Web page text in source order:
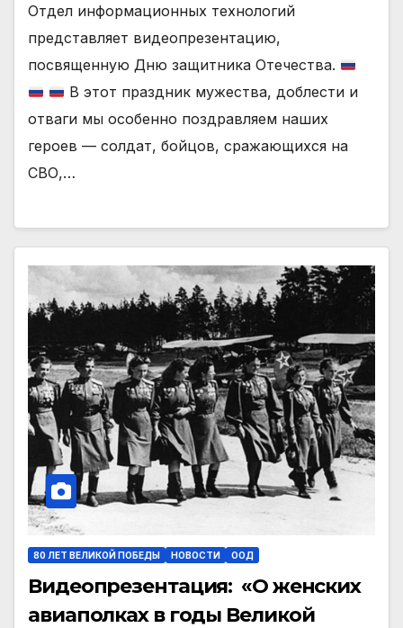
Отдел информационных технологий
представляет видеопрезентацию,
посвященную Дню защитника Отечества.
В этот праздник мужества, доблести и
отваги мы особенно поздравляем наших
героев — солдат, бойцов, сражающихся на
СВО,…
80 ЛЕТ ВЕЛИКОЙ ПОБЕДЫ НОВОСТИ ООД
Видеопрезентация: «О женских
авиаполках в годы Великой